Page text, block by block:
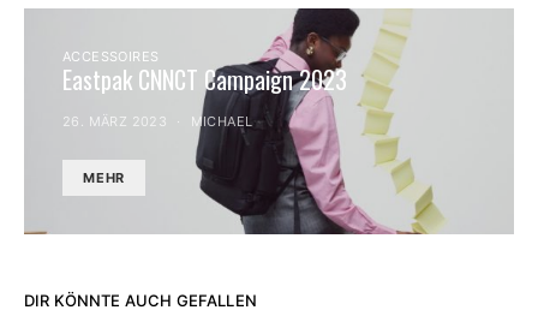
ACCESSOIRES
Eastpak CNNCT Campaign 2023
26. MÄRZ 2023 MICHAEL
MEHR
DIR KÖNNTE AUCH GEFALLEN